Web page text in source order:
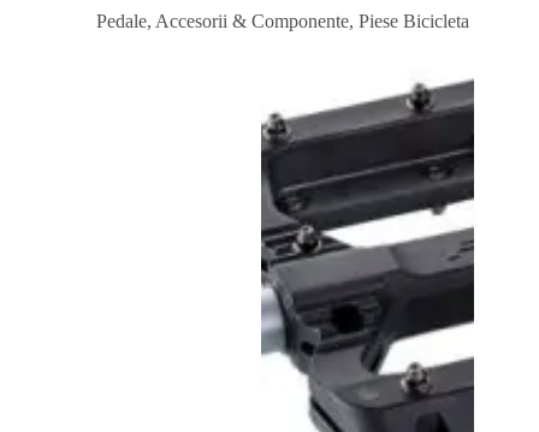
Pedale, Accesorii & Componente, Piese Bicicleta